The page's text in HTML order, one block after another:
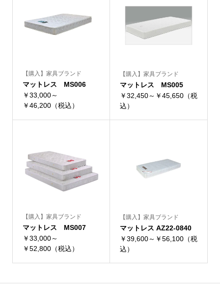
【購入】家具ブランド
マットレス MS006
￥33,000～
￥46,200（税込）
【購入】家具ブランド
マットレス MS005
￥32,450～￥45,650（税
込）
【購入】家具ブランド
マットレス MS007
￥33,000～
￥52,800（税込）
【購入】家具ブランド
マットレス AZ22-0840
￥39,600～￥56,100（税
込）